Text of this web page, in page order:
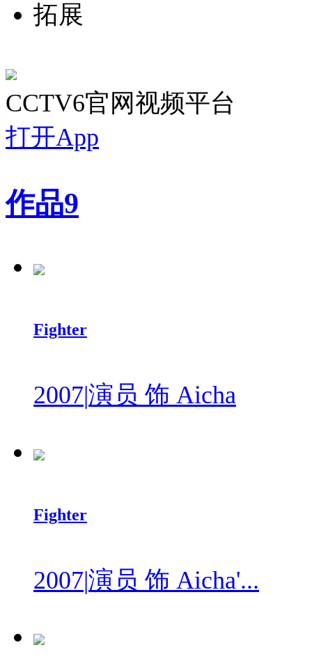
拓展
CCTV6官网视频平台
打开App
作品9
Fighter
2007|演员 饰 Aicha
Fighter
2007|演员 饰 Aicha'...